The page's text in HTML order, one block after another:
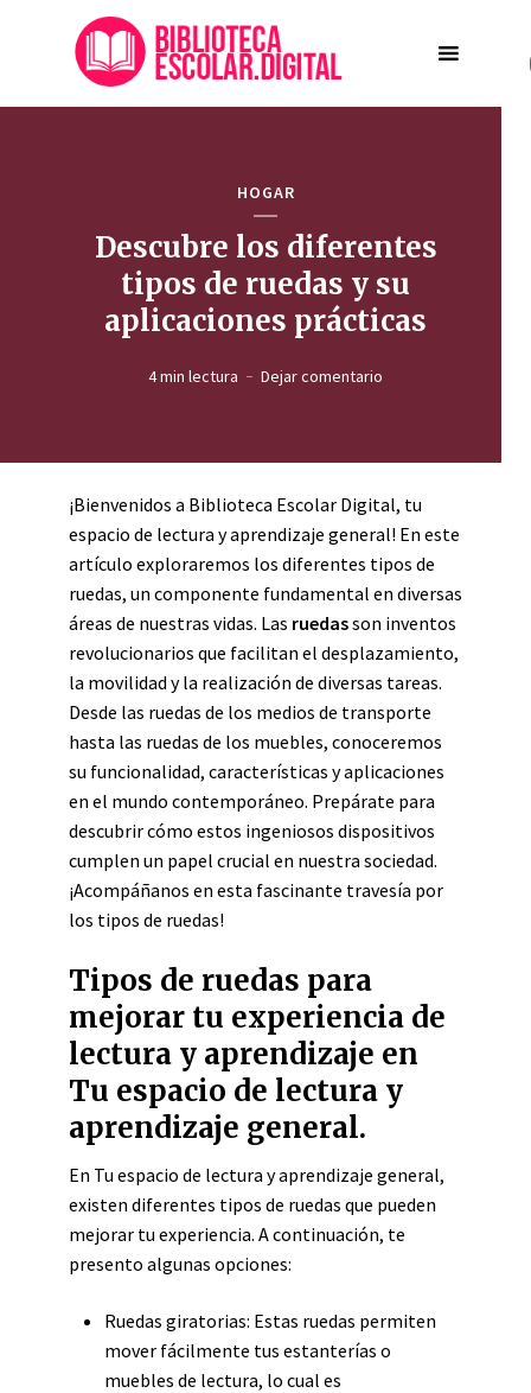
HOGAR
Descubre los diferentes
tipos de ruedas y su
aplicaciones prácticas
4 min lectura Dejar comentario
¡Bienvenidos a Biblioteca Escolar Digital, tu
espacio de lectura y aprendizaje general! En este
artículo exploraremos los diferentes tipos de
ruedas, un componente fundamental en diversas
áreas de nuestras vidas. Las ruedasson inventos
revolucionarios que facilitan el desplazamiento,
la movilidad y la realización de diversas tareas.
Desde las ruedas de los medios de transporte
hasta las ruedas de los muebles, conoceremos
su funcionalidad, características y aplicaciones
en el mundo contemporáneo. Prepárate para
descubrir cómo estos ingeniosos dispositivos
cumplen un papel crucial en nuestra sociedad.
¡Acompáñanos en esta fascinante travesía por
los tipos de ruedas!
Tipos de ruedas para
mejorar tu experiencia de
lectura y aprendizaje en
Tu espacio de lectura y
aprendizaje general.
En Tu espacio de lectura y aprendizaje general,
existen diferentes tipos de ruedas que pueden
mejorar tu experiencia. A continuación, te
presento algunas opciones:
Ruedas giratorias: Estas ruedas permiten
mover fácilmente tus estanterías o
muebles de lectura, lo cual es